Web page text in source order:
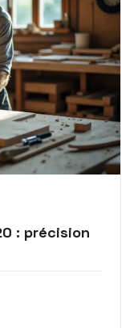
: précision